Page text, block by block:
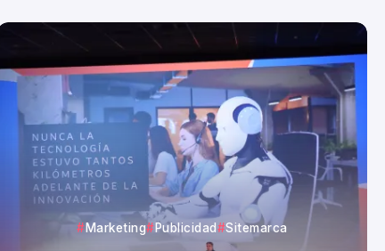
Marketing Publicidad Sitemarca